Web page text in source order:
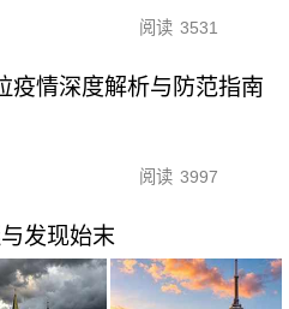
阅读 3531
疫情深度解析与防范指南
阅读 3997
发现始末